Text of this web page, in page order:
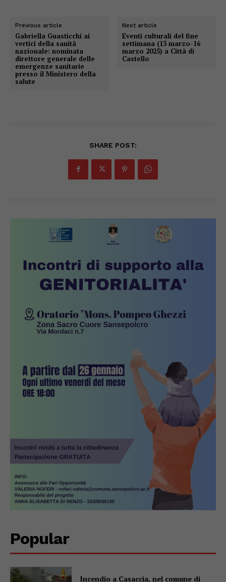
Previous article
Gabriella Guasticchi ai
vertici della sanità
nazionale: nominata
direttore generale delle
emergenze sanitarie
presso il Ministero della
salute
Next article
Eventi culturali del fine
settimana (13 marzo-16
marzo 2025) a Città di
Castello
SHARE POST:
Popular
Incendio a Casaccia, nel comune di